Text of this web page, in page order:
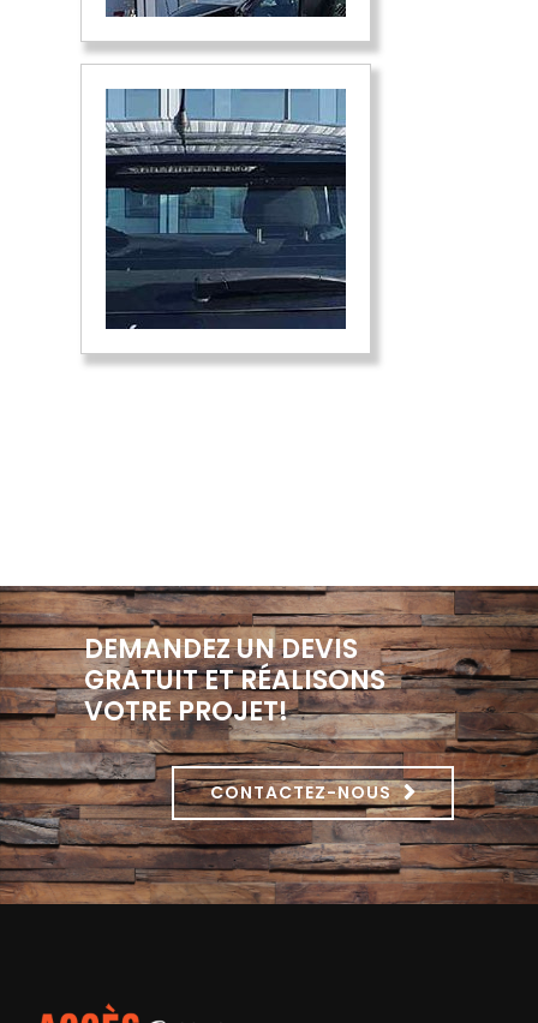
DEMANDEZ UN DEVIS
GRATUIT ET RÉALISONS
VOTRE PROJET!
CONTACTEZ-NOUS